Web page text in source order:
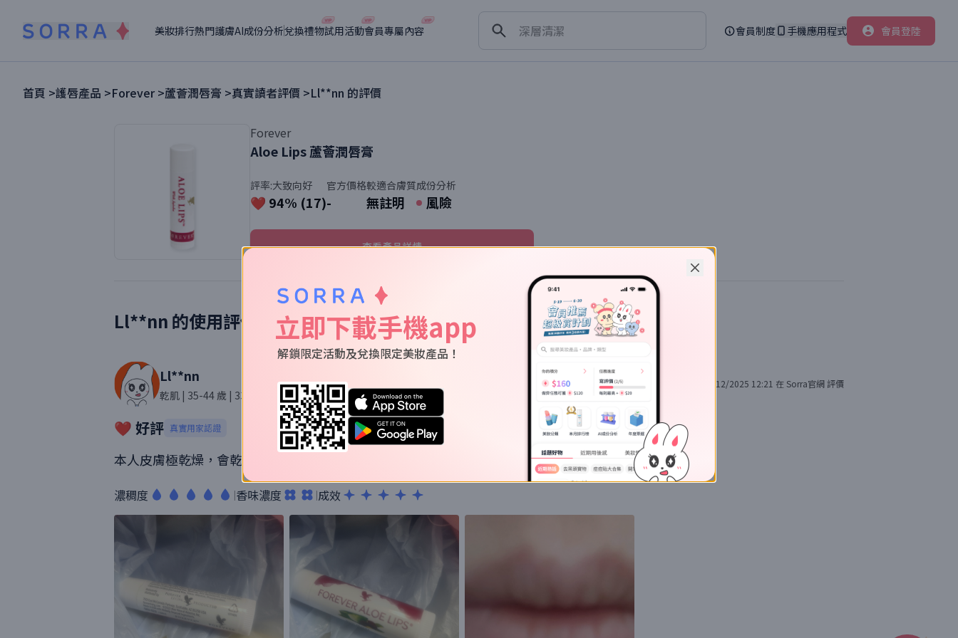
美妝排行熱門護膚AI成份分析兌換禮物試用活動會員專屬內容
深層清潔
會員制度 手機應用程式 會員登陸
首頁 >護唇產品 >Forever >蘆薈潤唇膏 >真實讀者評價 >Ll**nn 的評價
Forever
Aloe Lips蘆薈潤唇膏
評率:大致向好
❤️ 94% (17)
官方價格
-
較適合膚質
無註明
成份分析
風險
查看產品詳情
Ll**nn 的使用評價
Ll**nn
乾肌 | 35-44 歲 | 33則評價
9/12/2025 12:21 在Sorra官網評價
❤️ 好評 真實用家認證
本人皮膚極乾燥，會乾到裂開流血 但用呢枝 極潤唔立 仲勁多用途
濃稠度 |香味濃度 |成效
立即下載手機app
解鎖限定活動及兌換限定美妝產品！